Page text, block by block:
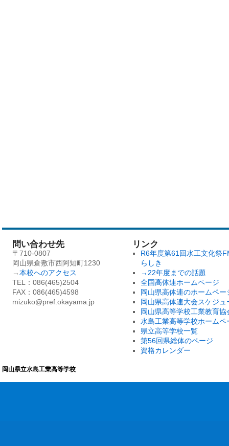
問い合わせ先
〒710-0807
岡山県倉敷市西阿知町1230
→本校へのアクセス
TEL：086(465)2504
FAX：086(465)4598
mizuko@pref.okayama.jp
リンク
R6年度第61回水工文化祭
らしき
→22年度までの話題
全国高体連ホームページ
岡山県高体連のホームペー
岡山県高体連大会スケジュ
岡山県高等学校工業教育協
水島工業高等学校ホームペ
県立高等学校一覧
第56回県総体のページ
資格カレンダー
岡山県立水島工業高等学校